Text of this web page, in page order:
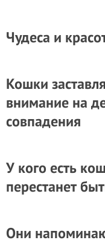
Чудеса и
Кошки
внимание на
совпадения
У кого есть
перестанет
Они